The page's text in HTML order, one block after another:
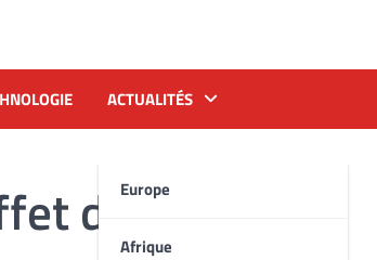
ACTUALITÉS
Europe
Afrique
de serre